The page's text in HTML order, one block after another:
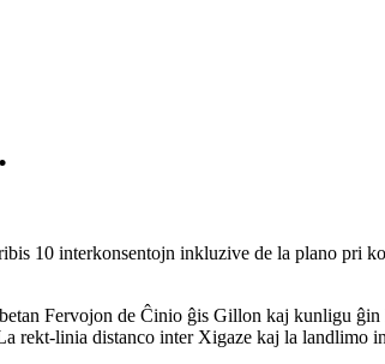
10 interkonsentojn inkluzive de la plano pri
Fervojon de Ĉinio ĝis Gillon kaj kunligu
linia distanco inter Xigaze kaj la landlimo